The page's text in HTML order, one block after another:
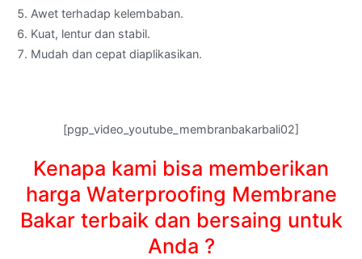
Awet terhadap kelembaban.
Kuat, lentur dan stabil.
Mudah dan cepat diaplikasikan.
[pgp_video_youtube_membranbakarbali02]
Kenapa kami bisa memberikan
harga Waterproofing Membrane
Bakar terbaik dan bersaing untuk
Anda ?